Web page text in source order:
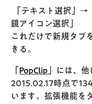
「テキスト選択」→
鏡アイコン選択」
これだけで新規タブ
きる。
PopClip 」には、
2015.02.17時点で
います。拡張機能を